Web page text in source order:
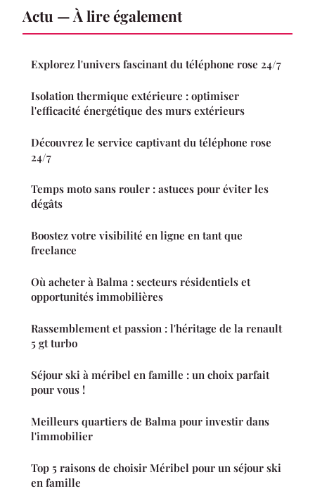
Actu — À lire également
Explorez l'univers fascinant du téléphone rose 24/7
Isolation thermique extérieure : optimiser
l'efficacité énergétique des murs extérieurs
Découvrez le service captivant du téléphone rose
24/7
Temps moto sans rouler : astuces pour éviter les
dégâts
Boostez votre visibilité en ligne en tant que
freelance
Où acheter à Balma : secteurs résidentiels et
opportunités immobilières
Rassemblement et passion : l'héritage de la renault
5 gt turbo
Séjour ski à méribel en famille : un choix parfait
pour vous !
Meilleurs quartiers de Balma pour investir dans
l'immobilier
Top 5 raisons de choisir Méribel pour un séjour ski
en famille